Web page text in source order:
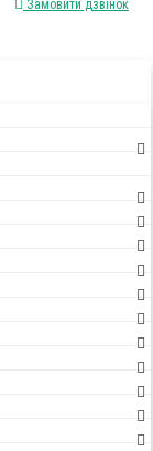
Замовити дзвінок